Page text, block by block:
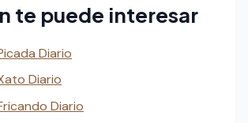
te puede interesar
Diario
Diario
Diario